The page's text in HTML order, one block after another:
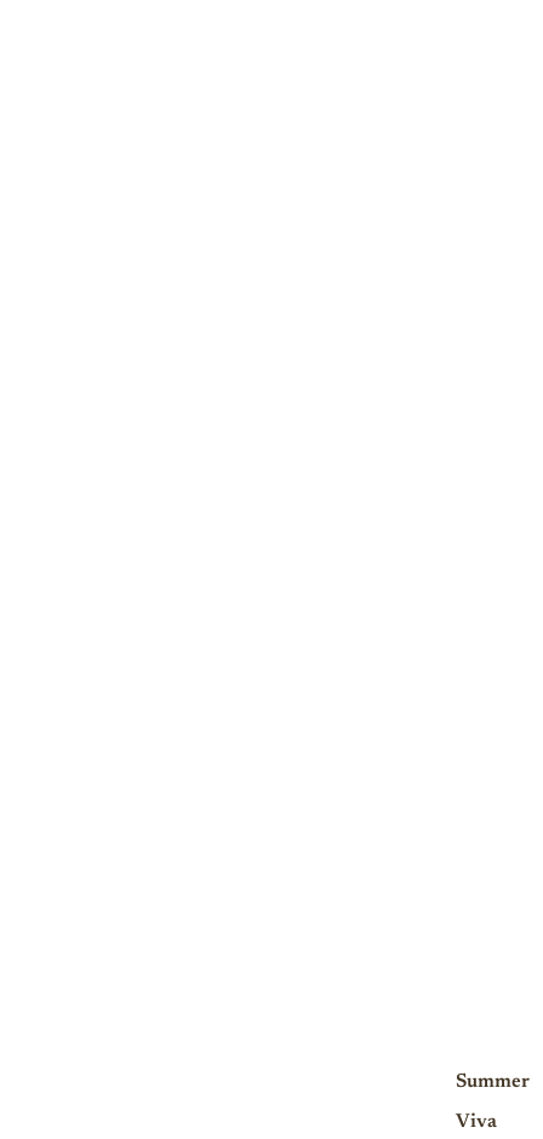
Summer
Viva